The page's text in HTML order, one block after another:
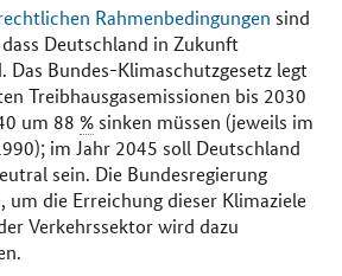
Rahmenbedingungen sind
Deutschland in Zukunft
Bundes-Klimaschutzgesetz legt
Treibhausgasemissionen bis 2030
um 88 %sinken müssen (jeweils im
im Jahr 2045 soll Deutschland
sein. Die Bundesregierung
um die Erreichung dieser Klimaziele
Verkehrssektor wird dazu